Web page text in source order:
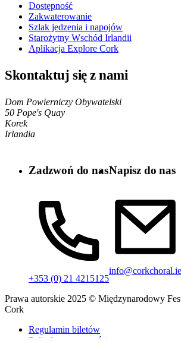
Dostępność
Zakwaterowanie
Szlak jedzenia i napojów
Starożytny Wschód Irlandii
Aplikacja Explore Cork
Skontaktuj się z nami
Dom Powierniczy Obywatelski
50 Pope's Quay
Korek
Irlandia
Zadzwoń do nas
+353 (0) 21 4215125
Napisz do nas
info@corkchoral.ie
Prawa autorskie 2025 © Międzynarodowy
Cork
Regulamin biletów